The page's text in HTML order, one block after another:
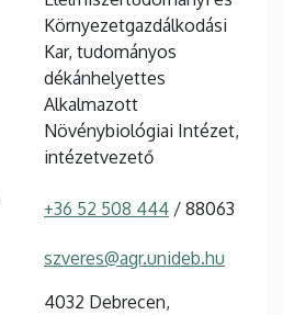
Környezetgazdálkodási
Kar, tudományos
dékánhelyettes
Alkalmazott
Növénybiológiai Intézet,
intézetvezető
+36 52 508 444 / 88063
szveres@agr.unideb.hu
4032 Debrecen,